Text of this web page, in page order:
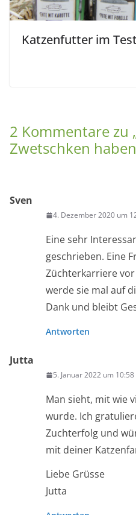
Katzenfutter im
2 Kommentare zu
Zwetschken
Sven
4. Dezember 2020 um
Eine sehr
geschrieben. Eine
Züchterkarriere vor
werde sie mal auf
Dank und bleibt
Antworten
Jutta
5. Januar 2022 um
Man sieht, mit wie
wurde. Ich
Zuchterfolg und
mit deiner
Liebe Grüsse
Jutta